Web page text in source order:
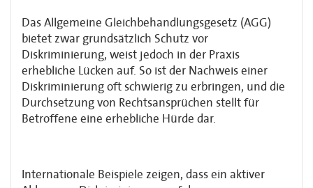
Das Allgemeine Gleichbehandlungsgesetz (AGG)
bietet zwar grundsätzlich Schutz vor
Diskriminierung, weist jedoch in der Praxis
erhebliche Lücken auf. So ist der Nachweis einer
Diskriminierung oft schwierig zu erbringen, und die
Durchsetzung von Rechtsansprüchen stellt für
Betroffene eine erhebliche Hürde dar.
Internationale Beispiele zeigen, dass ein aktiver